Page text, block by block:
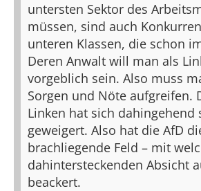
untersten Sektor des
müssen, sind auch
unteren Klassen, die schon
Deren Anwalt will man als
vorgeblich sein. Also muss
Sorgen und Nöte aufgreifen.
Linken hat sich dahingehend
geweigert. Also hat die AfD
brachliegende Feld – mit
dahintersteckenden Absicht
beackert.